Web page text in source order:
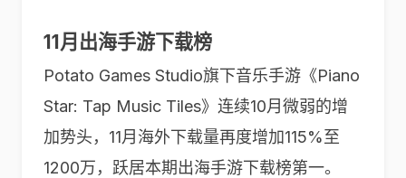
11月出海手游下载榜
Potato Games Studio旗下音乐手游《Piano
Star: Tap Music Tiles》连续10月微弱的增
加势头，11月海外下载量再度增加115%至
1200万，跃居本期出海手游下载榜第一。